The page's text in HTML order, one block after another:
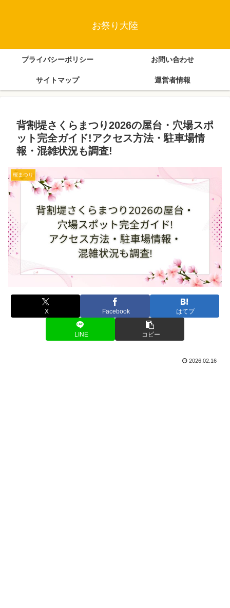
お祭り大陸
プライバシーポリシー お問い合わせ
サイトマップ 運営者情報
背割堤さくらまつり2026の屋台・穴場スポ
ット完全ガイド!アクセス方法・駐車場情
報・混雑状況も調査!
桜まつり
X Facebook はてブ
LINE コピー
2026.02.16